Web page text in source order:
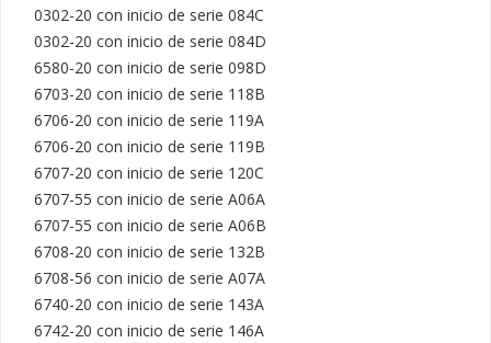
0302-20 con inicio de serie 084C
0302-20 con inicio de serie 084D
6580-20 con inicio de serie 098D
6703-20 con inicio de serie 118B
6706-20 con inicio de serie 119A
6706-20 con inicio de serie 119B
6707-20 con inicio de serie 120C
6707-55 con inicio de serie A06A
6707-55 con inicio de serie A06B
6708-20 con inicio de serie 132B
6708-56 con inicio de serie A07A
6740-20 con inicio de serie 143A
6742-20 con inicio de serie 146A